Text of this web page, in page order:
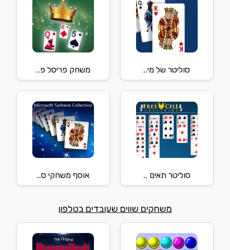
סוליטר של מי.. משחק פריסל פ..
סוליטר תאים .. אוסף משחקי ס..
משחקים שווים שעובדים בטלפון